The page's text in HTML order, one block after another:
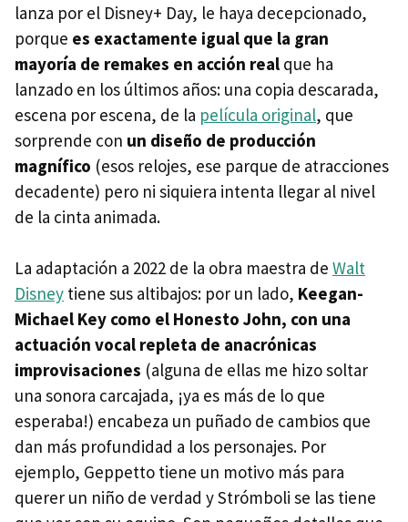
lanza por el Disney+ Day, le haya decepcionado,
porque es exactamente igual que la gran
mayoría de remakes en acción real que ha
lanzado en los últimos años: una copia descarada,
escena por escena, de la película original, que
sorprende con un diseño de producción
magnífico (esos relojes, ese parque de atracciones
decadente) pero ni siquiera intenta llegar al nivel
de la cinta animada.
La adaptación a 2022 de la obra maestra de Walt
Disney tiene sus altibajos: por un lado, Keegan-
Michael Key como el Honesto John, con una
actuación vocal repleta de anacrónicas
improvisaciones (alguna de ellas me hizo soltar
una sonora carcajada, ¡ya es más de lo que
esperaba!) encabeza un puñado de cambios que
dan más profundidad a los personajes. Por
ejemplo, Geppetto tiene un motivo más para
querer un niño de verdad y Strómboli se las tiene